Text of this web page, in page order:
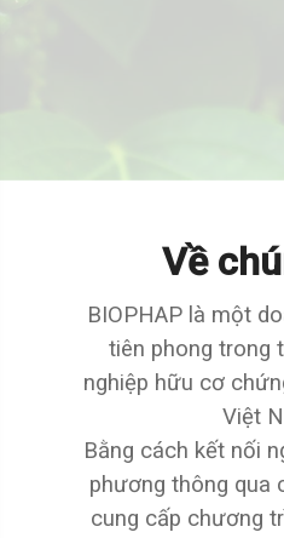
Về
BIOPHAP là một
tiên phong trong
nghiệp hữu cơ
Việt
Bằng cách kết nối
phương thông qua
cung cấp chương